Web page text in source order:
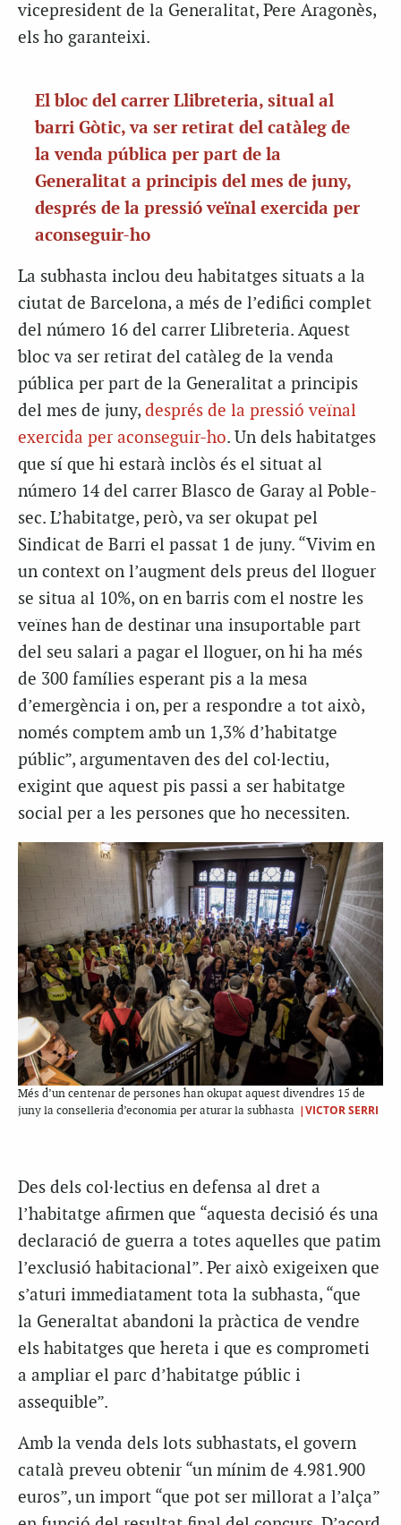
vicepresident de la Generalitat, Pere Aragonès,
els ho garanteixi.
El bloc del carrer Llibreteria, situal al
barri Gòtic, va ser retirat del catàleg de
la venda pública per part de la
Generalitat a principis del mes de juny,
després de la pressió veïnal exercida per
aconseguir-ho
La subhasta inclou deu habitatges situats a la
ciutat de Barcelona, a més de l’edifici complet
del número 16 del carrer Llibreteria. Aquest
bloc va ser retirat del catàleg de la venda
pública per part de la Generalitat a principis
del mes de juny, després de la pressió veïnal
exercida per aconseguir-ho. Un dels habitatges
que sí que hi estarà inclòs és el situat al
número 14 del carrer Blasco de Garay al Poble-
sec. L’habitatge, però, va ser okupat pel
Sindicat de Barri el passat 1 de juny. “Vivim en
un context on l’augment dels preus del lloguer
se situa al 10%, on en barris com el nostre les
veïnes han de destinar una insuportable part
del seu salari a pagar el lloguer, on hi ha més
de 300 famílies esperant pis a la mesa
d’emergència i on, per a respondre a tot això,
només comptem amb un 1,3% d’habitatge
públic”, argumentaven des del col·lectiu,
exigint que aquest pis passi a ser habitatge
social per a les persones que ho necessiten.
Més d’un centenar de persones han okupat aquest divendres 15 de
juny la conselleria d’economia per aturar la subhasta |VICTOR SERRI
Des dels col·lectius en defensa al dret a
l’habitatge afirmen que “aquesta decisió és una
declaració de guerra a totes aquelles que patim
l’exclusió habitacional”. Per això exigeixen que
s’aturi immediatament tota la subhasta, “que
la Generaltat abandoni la pràctica de vendre
els habitatges que hereta i que es comprometi
a ampliar el parc d’habitatge públic i
assequible”.
Amb la venda dels lots subhastats, el govern
català preveu obtenir “un mínim de 4.981.900
euros”, un import “que pot ser millorat a l’alça”